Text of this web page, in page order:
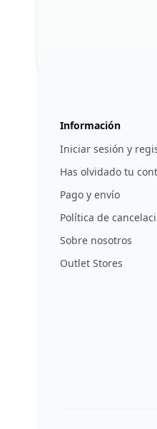
Información
Iniciar sesión y
Has olvidado tu
Pago y envío
Política de
Sobre nosotros
Outlet Stores